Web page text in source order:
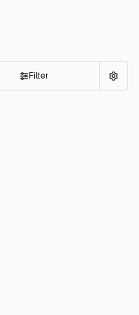
Filter